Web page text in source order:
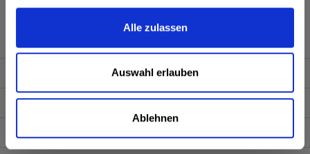
Alle zulassen
Auswahl erlauben
Ablehnen
die Ware erst nach erfolgter Altersprüfung und nur an den
Shop Service
Getränkelieferant